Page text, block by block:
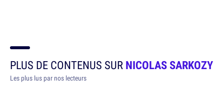
PLUS DE CONTENUS SURNICOLAS SARKOZY
Les plus lus par nos lecteurs